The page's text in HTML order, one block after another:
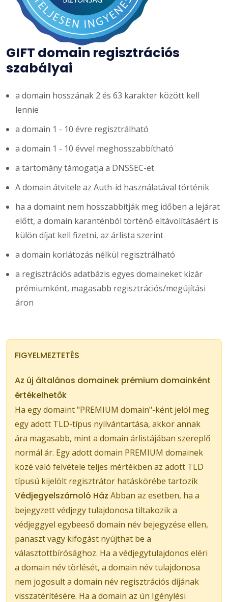
GIFT domain regisztrációs
szabályai
a domain hosszának 2 és 63 karakter között kell
lennie
a domain 1 - 10 évre regisztrálható
a domain 1 - 10 évvel meghosszabbítható
a tartomány támogatja a DNSSEC-et
A domain átvitele az Auth-id használatával történik
ha a domaint nem hosszabbítják meg időben a lejárat
előtt, a domain karanténból történő eltávolításáért is
külön díjat kell fizetni, az árlista szerint
a domain korlátozás nélkül regisztrálható
a regisztrációs adatbázis egyes domaineket kizár
prémiumként, magasabb regisztrációs/megújítási
áron
FIGYELMEZTETÉS
Az új általános domainek prémium domainként
értékelhetők
Ha egy domaint "PREMIUM domain"-ként jelöl meg
egy adott TLD-típus nyilvántartása, akkor annak
ára magasabb, mint a domain árlistájában szereplő
normál ár. Egy adott domain PREMIUM domainek
közé való felvétele teljes mértékben az adott TLD
típusú kijelölt regisztrátor hatáskörébe tartozik
Védjegyelszámoló Ház Abban az esetben, ha a
bejegyzett védjegy tulajdonosa tiltakozik a
védjeggyel egybeeső domain név bejegyzése ellen,
panaszt vagy kifogást nyújthat be a
választottbírósághoz. Ha a védjegytulajdonos eléri
a domain név törlését, a domain név tulajdonosa
nem jogosult a domain név regisztrációs díjának
visszatérítésére. Ha a domain az ún Igénylési